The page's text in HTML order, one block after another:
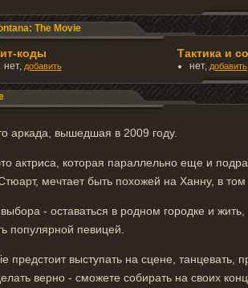
The Movie
коды
нет, добавить
Тактика и
нет, добавить
аркада, вышедшая в 2009 году.
актриса, которая параллельно еще и
мечтает быть похожей на Ханну, в
- оставаться в родном городке и
популярной певицей.
предстоит выступать на сцене,
верно - сможете собирать на своих